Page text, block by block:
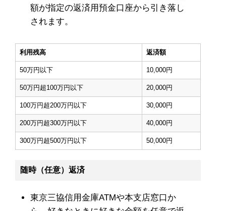
額が指定の返済用預金口座から引き落し
されます。
利用残高 返済額
50万円以下 10,000円
50万円超100万円以下 20,000円
100万円超200万円以下 30,000円
200万円超300万円以下 40,000円
300万円超500万円以下 50,000円
随時（任意）返済
東京三協信用金庫ATMや本支店窓口か